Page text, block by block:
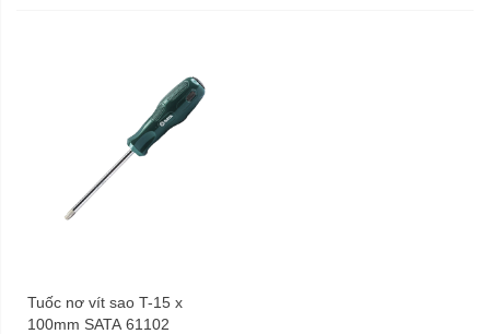
Tuốc nơ vít sao T-15 x
100mm SATA 61102